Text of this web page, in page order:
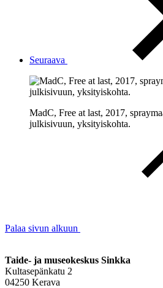
Seuraava
MadC, Free at last, 2017,
julkisivuun, yksityiskohta.
Palaa sivun alkuun
Taide- ja museokeskus Sinkka
Kultasepänkatu 2
04250 Kerava